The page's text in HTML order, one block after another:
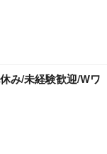
み/未経験歓迎/Wワ